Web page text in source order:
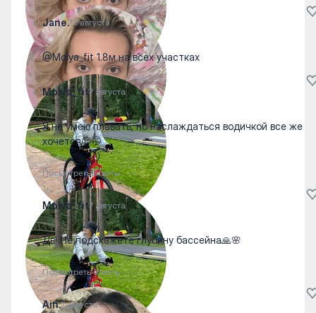
Jane.13 августа
@Molya_fit 1.8м на всех участках
Molya_fit7 августа
Я не умею плавать, но наслаждаться водичкой все же
хочется😊🤭
Посмотреть ответы
Molya_fit7 августа
Дв! Не подскажете глубину бассейна🙏🌸
Посмотреть ответы
Ain.7 августа